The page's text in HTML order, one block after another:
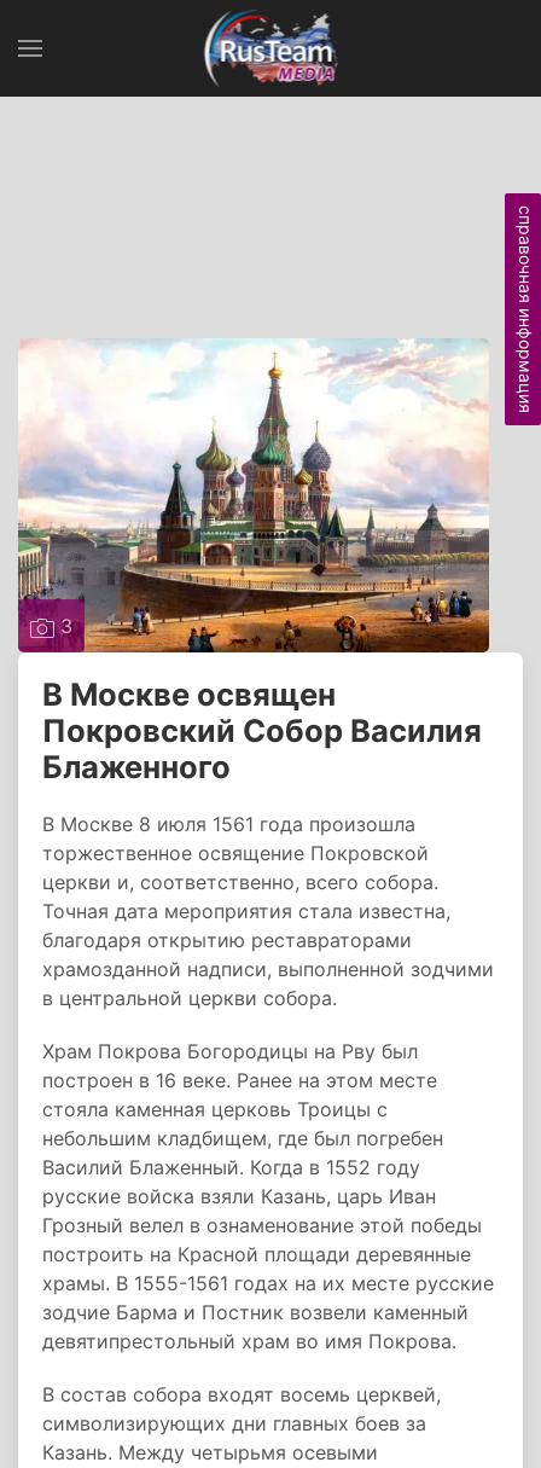
3
В Москве освящен
Покровский Собор Василия
Блаженного
В Москве 8 июля 1561 года произошла
торжественное освящение Покровской
церкви и, соответственно, всего собора.
Точная дата мероприятия стала известна,
благодаря открытию реставраторами
храмозданной надписи, выполненной зодчими
в центральной церкви собора.
Храм Покрова Богородицы на Рву был
построен в 16 веке. Ранее на этом месте
стояла каменная церковь Троицы с
небольшим кладбищем, где был погребен
Василий Блаженный. Когда в 1552 году
русские войска взяли Казань, царь Иван
Грозный велел в ознаменование этой победы
построить на Красной площади деревянные
храмы. В 1555-1561 годах на их месте русские
зодчие Барма и Постник возвели каменный
девятипрестольный храм во имя Покрова.
В состав собора входят восемь церквей,
символизирующих дни главных боев за
Казань. Между четырьмя осевыми
справочная информация